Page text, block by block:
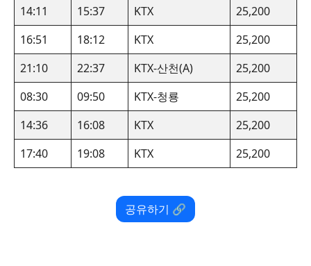
14:11
15:37 KTX
25,200
16:51
18:12 KTX
25,200
21:10
22:37 KTX-산천(A)
25,200
08:30
09:50 KTX-청룡
25,200
14:36
16:08 KTX
25,200
17:40
19:08 KTX 25,200
공유하기 🔗